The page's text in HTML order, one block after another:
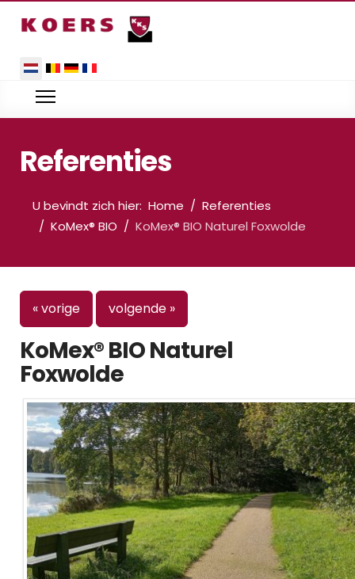
Selecteer de taal
Referenties
U bevindt zich hier: Home
Referenties
KoMex® BIO
KoMex® BIO Naturel Foxwolde
« vorige volgende »
KoMex® BIO Naturel
Foxwolde